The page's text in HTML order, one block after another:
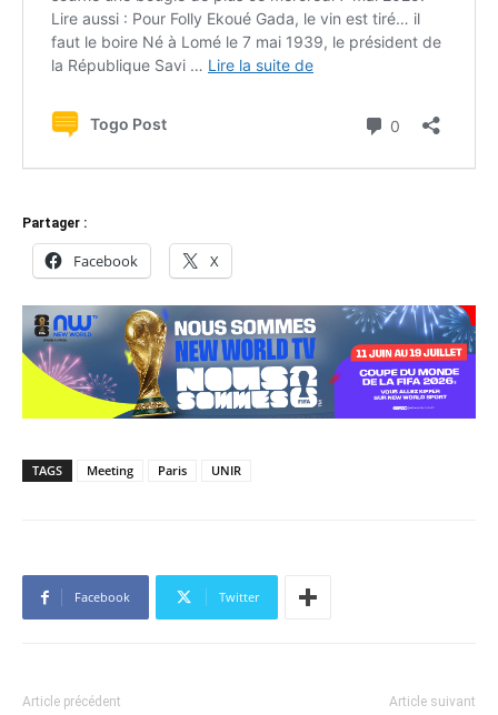
Partager :
Facebook X
TAGS Meeting Paris UNIR
Facebook Twitter
Article précédent Article suivant